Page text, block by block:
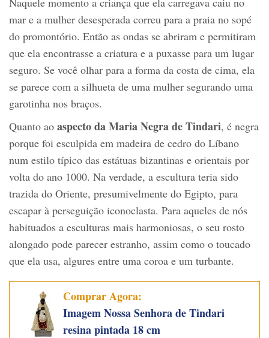
mar e a mulher desesperada correu para a praia no sopé
do promontório. Então as ondas se abriram e permitiram
que ela encontrasse a criatura e a puxasse para um lugar
seguro. Se você olhar para a forma da costa de cima, ela
se parece com a silhueta de uma mulher segurando uma
garotinha nos braços.
Quanto ao aspecto da Maria Negra de Tindari, é negra
porque foi esculpida em madeira de cedro do Líbano
num estilo típico das estátuas bizantinas e orientais por
volta do ano 1000. Na verdade, a escultura teria sido
trazida do Oriente, presumivelmente do Egipto, para
escapar à perseguição iconoclasta. Para aqueles de nós
habituados a esculturas mais harmoniosas, o seu rosto
alongado pode parecer estranho, assim como o toucado
que ela usa, algures entre uma coroa e um turbante.
Comprar Agora:
Imagem Nossa Senhora de Tindari
resina pintada 18 cm